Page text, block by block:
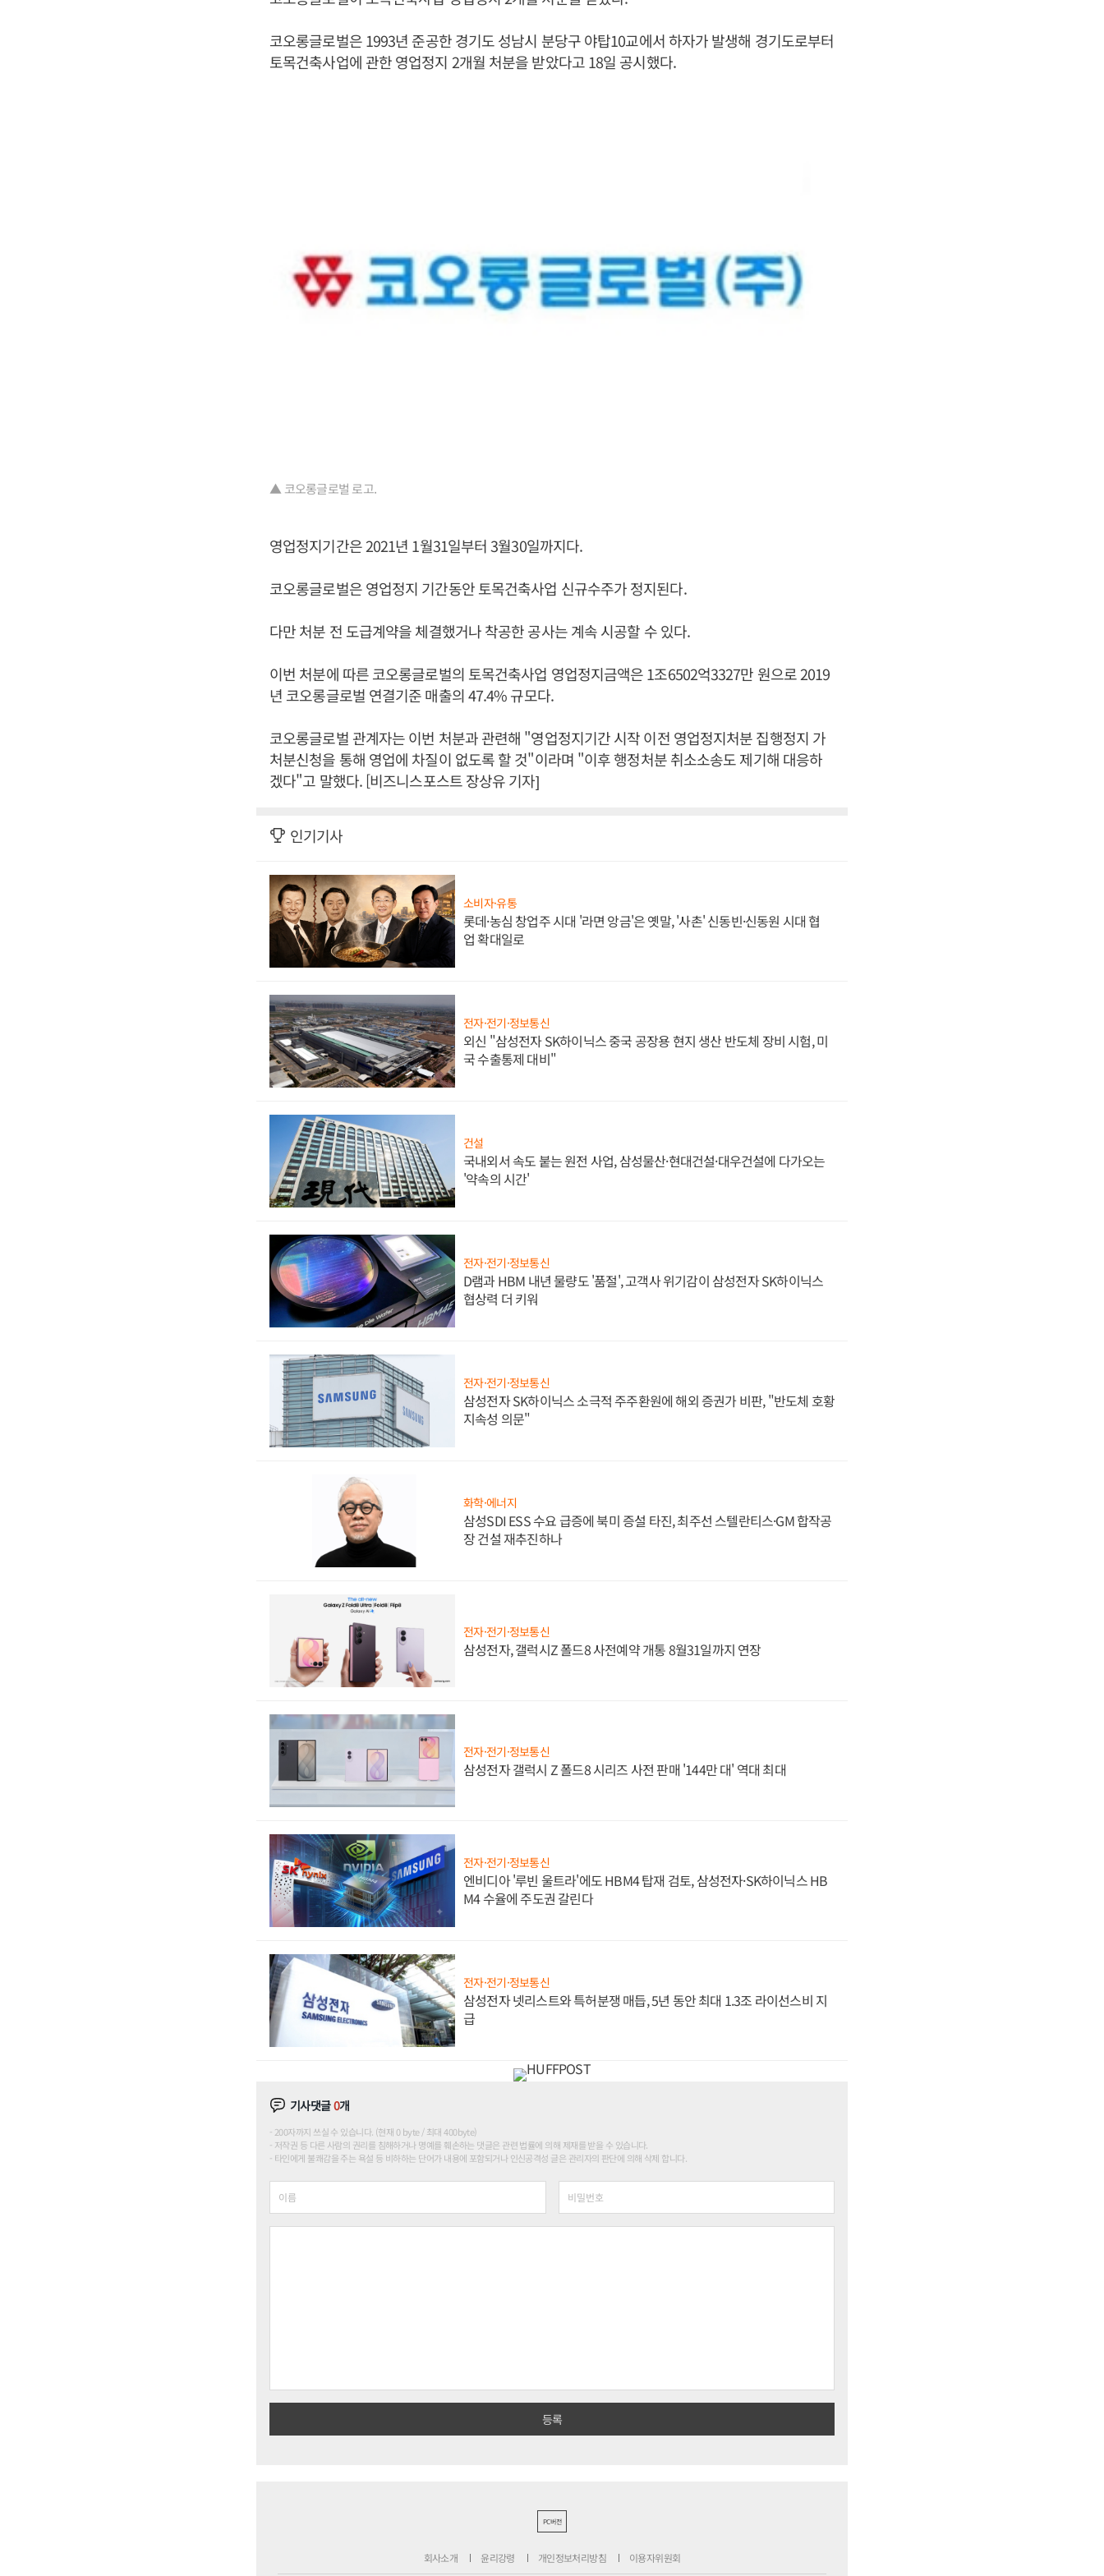
코오롱글로벌은 1993년 준공한 경기도 성남시 분당구 야탑10교에서 하자가 발생해 경기도로부터
토목건축사업에 관한 영업정지 2개월 처분을 받았다고 18일 공시했다.
▲ 코오롱글로벌 로고.
영업정지기간은 2021년 1월31일부터 3월30일까지다.
코오롱글로벌은 영업정지 기간동안 토목건축사업 신규수주가 정지된다.
다만 처분 전 도급계약을 체결했거나 착공한 공사는 계속 시공할 수 있다.
이번 처분에 따른 코오롱글로벌의 토목건축사업 영업정지금액은 1조6502억3327만 원으로 2019
년 코오롱글로벌 연결기준 매출의 47.4% 규모다.
코오롱글로벌 관계자는 이번 처분과 관련해 "영업정지기간 시작 이전 영업정지처분 집행정지 가
처분신청을 통해 영업에 차질이 없도록 할 것"이라며 "이후 행정처분 취소소송도 제기해 대응하
겠다"고 말했다. [비즈니스포스트 장상유 기자]
인기기사
소비자·유통
롯데·농심 창업주 시대 '라면 앙금'은 옛말, '사촌' 신동빈·신동원 시대 협
업 확대일로
전자·전기·정보통신
외신 "삼성전자 SK하이닉스 중국 공장용 현지 생산 반도체 장비 시험, 미
국 수출통제 대비"
건설
국내외서 속도 붙는 원전 사업, 삼성물산·현대건설·대우건설에 다가오는
'약속의 시간'
전자·전기·정보통신
D램과 HBM 내년 물량도 '품절', 고객사 위기감이 삼성전자 SK하이닉스
협상력 더 키워
전자·전기·정보통신
삼성전자 SK하이닉스 소극적 주주환원에 해외 증권가 비판, "반도체 호황
지속성 의문"
화학·에너지
삼성SDI ESS 수요 급증에 북미 증설 타진, 최주선 스텔란티스·GM 합작공
장 건설 재추진하나
전자·전기·정보통신
삼성전자, 갤럭시Z 폴드8 사전예약 개통 8월31일까지 연장
전자·전기·정보통신
삼성전자 갤럭시 Z 폴드8 시리즈 사전 판매 '144만 대' 역대 최대
전자·전기·정보통신
엔비디아 '루빈 울트라'에도 HBM4 탑재 검토, 삼성전자·SK하이닉스 HB
M4 수율에 주도권 갈린다
전자·전기·정보통신
삼성전자 넷리스트와 특허분쟁 매듭, 5년 동안 최대 1.3조 라이선스비 지
급
기사댓글0개
200자까지 쓰실 수 있습니다. (현재 0 byte / 최대 400byte)
저작권 등 다른 사람의 권리를 침해하거나 명예를 훼손하는 댓글은 관련 법률에 의해 제재를 받을 수 있습니다.
타인에게 불쾌감을 주는 욕설 등 비하하는 단어가 내용에 포함되거나 인신공격성 글은 관리자의 판단에 의해 삭제 합니다.
PC버전
회사소개 윤리강령 개인정보처리방침 이용자위원회